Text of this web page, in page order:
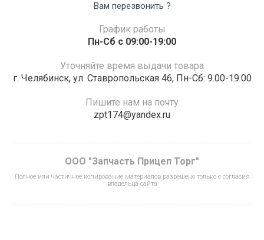
Вам перезвонить ?
График работы
Пн-Сб с 09:00-19:00
Уточняйте время выдачи товара
г. Челябинск, ул. Ставропольская 46, Пн-Сб: 9.00-19.00
Пишите нам на почту
zpt174@yandex.ru
ООО "Запчасть Прицеп Торг"
Полное или частичное копирование материалов разрешено только с согласия
владельца сайта